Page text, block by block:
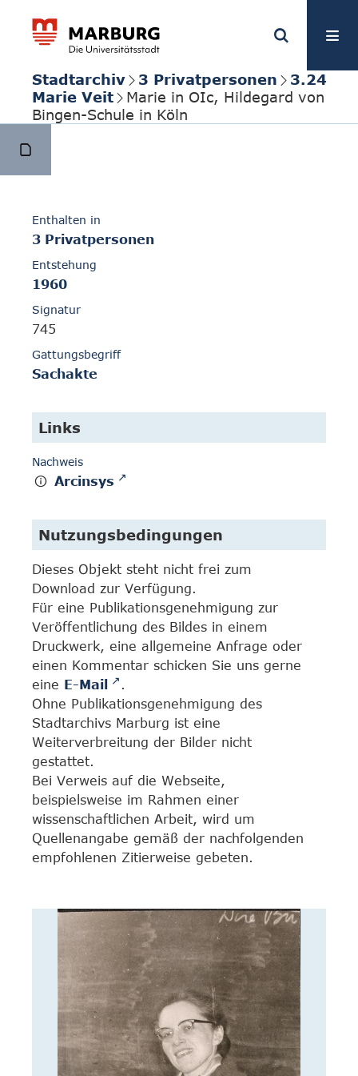
Stadtarchiv 3 Privatpersonen
3.24
Marie Veit
Marie in OIc, Hildegard von
Bingen-Schule in Köln
Enthalten in
3 Privatpersonen
Entstehung
1960
Signatur
745
Gattungsbegriff
Sachakte
Links
Nachweis
Arcinsys
Nutzungsbedingungen
Dieses Objekt steht nicht frei zum
Download zur Verfügung.
Für eine Publikationsgenehmigung zur
Veröffentlichung des Bildes in einem
Druckwerk, eine allgemeine Anfrage oder
einen Kommentar schicken Sie uns gerne
eine E-Mail
.
Ohne Publikationsgenehmigung des
Stadtarchivs Marburg ist eine
Weiterverbreitung der Bilder nicht
gestattet.
Bei Verweis auf die Webseite,
beispielsweise im Rahmen einer
wissenschaftlichen Arbeit, wird um
Quellenangabe gemäß der nachfolgenden
empfohlenen Zitierweise gebeten.